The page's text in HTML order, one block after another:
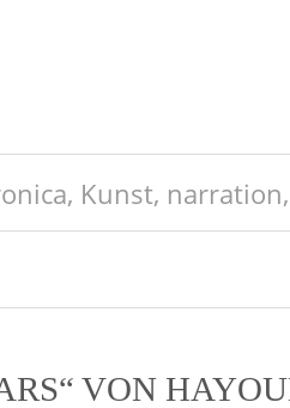
, Kunst, narration
VON